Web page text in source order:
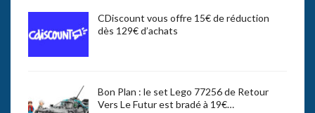
CDiscount vous offre 15€ de réduction
dès 129€ d’achats
Bon Plan : le set Lego 77256 de Retour
Vers Le Futur est bradé à 19€…